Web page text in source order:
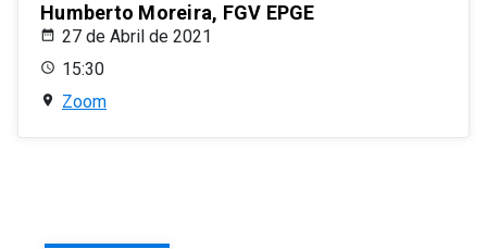
Humberto Moreira, FGV EPGE
27 de Abril de 2021
15:30
Zoom